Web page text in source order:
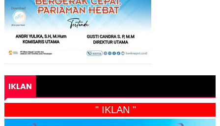
IKLAN
" IKLAN "